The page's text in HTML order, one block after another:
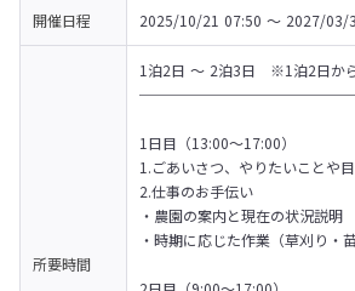
開催日程 2025/10/21 07:50 〜 2027/03/
所要時間
1泊2日 ～ 2泊3日　※1泊2日から
1日目（13:00～17:00）
1.ごあいさつ、やりたいことや
2.仕事のお手伝い
・農園の案内と現在の状況説明
・時期に応じた作業（草刈り・